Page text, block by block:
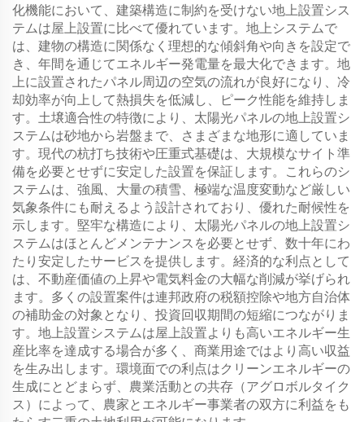
化機能において、建築構造に制約を受けない地上設置シス
テムは屋上設置に比べて優れています。地上システムで
は、建物の構造に関係なく理想的な傾斜角や向きを設定で
き、年間を通じてエネルギー発電量を最大化できます。地
上に設置されたパネル周辺の空気の流れが良好になり、冷
却効率が向上して熱損失を低減し、ピーク性能を維持しま
す。土壌適合性の特徴により、太陽光パネルの地上設置シ
ステムは砂地から岩盤まで、さまざまな地形に適していま
す。現代の杭打ち技術や圧重式基礎は、大規模なサイト準
備を必要とせずに安定した設置を保証します。これらのシ
ステムは、強風、大量の積雪、極端な温度変動など厳しい
気象条件にも耐えるよう設計されており、優れた耐候性を
示します。堅牢な構造により、太陽光パネルの地上設置シ
ステムはほとんどメンテナンスを必要とせず、数十年にわ
たり安定したサービスを提供します。経済的な利点として
は、不動産価値の上昇や電気料金の大幅な削減が挙げられ
ます。多くの設置案件は連邦政府の税額控除や地方自治体
の補助金の対象となり、投資回収期間の短縮につながりま
す。地上設置システムは屋上設置よりも高いエネルギー生
産比率を達成する場合が多く、商業用途ではより高い収益
を生み出します。環境面での利点はクリーンエネルギーの
生成にとどまらず、農業活動との共存（アグロボルタイク
ス）によって、農家とエネルギー事業者の双方に利益をも